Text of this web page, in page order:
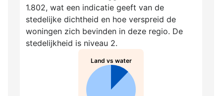
1.802, wat een indicatie geeft van de
stedelijke dichtheid en hoe verspreid de
woningen zich bevinden in deze regio. De
stedelijkheid is niveau 2.
Land vs water